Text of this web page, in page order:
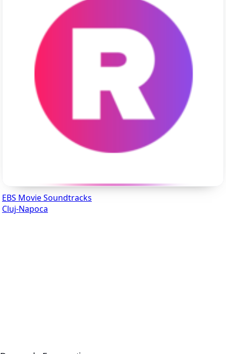
EBS Movie Soundtracks
Cluj-Napoca